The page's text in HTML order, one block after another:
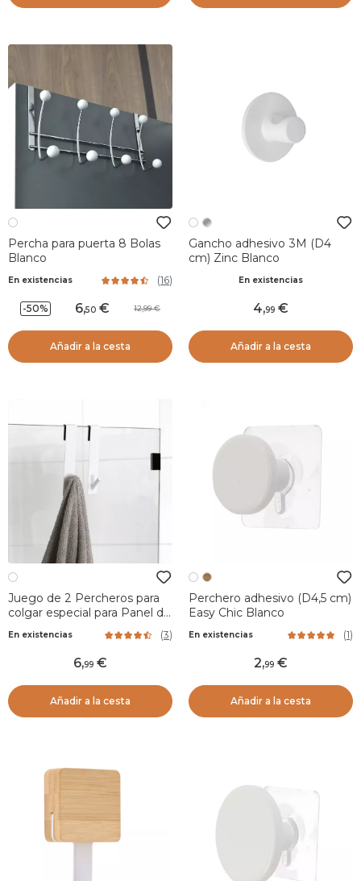
Percha para puerta 8 Bolas
Blanco
En existencias (16)
-50% 6,50 12,99
Añadir a la cesta
Gancho adhesivo 3M (D4
cm) Zinc Blanco
En existencias
4,99
Añadir a la cesta
Juego de 2 Percheros para
colgar especial para Panel de
En existencias (3)
6,99
Añadir a la cesta
Perchero adhesivo (D4,5 cm)
Easy Chic Blanco
En existencias (1)
2,99
Añadir a la cesta